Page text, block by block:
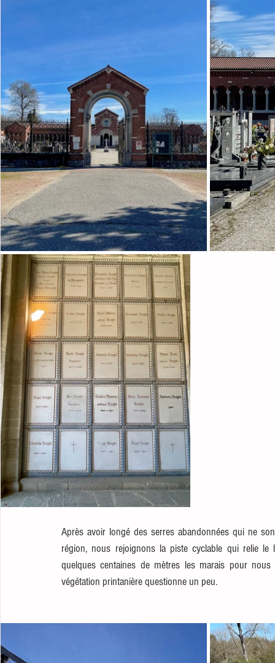
Après avoir longé des serres abandonnées qui ne
région, nous rejoignons la piste cyclable qui relie
quelques centaines de mètres les marais pour
végétation printanière questionne un peu.